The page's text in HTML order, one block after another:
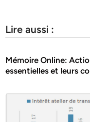
Lire aussi :
Mémoire Online:
essentielles et leurs